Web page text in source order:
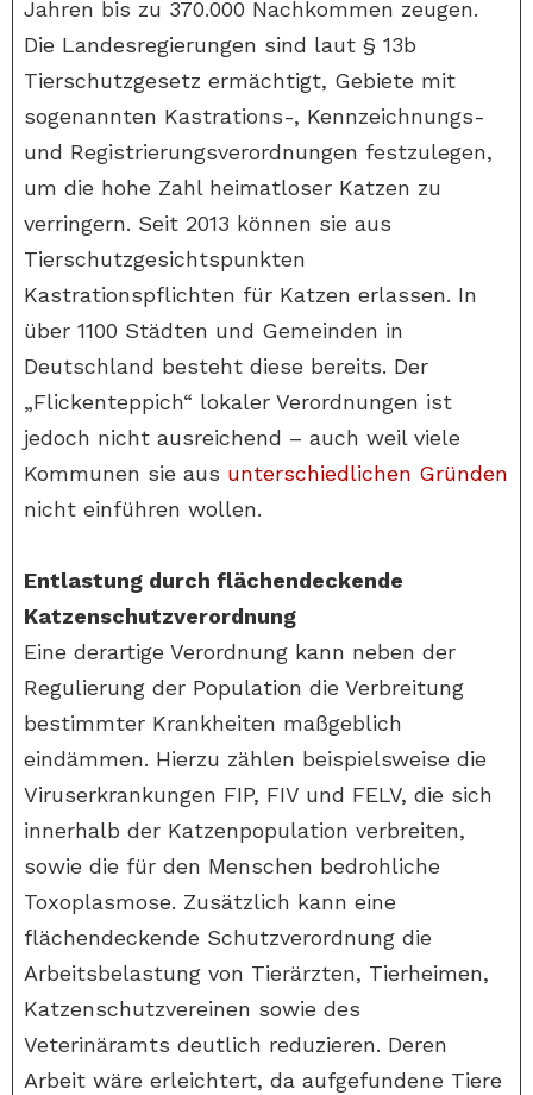
Jahren bis zu 370.000 Nachkommen zeugen.
Die Landesregierungen sind laut § 13b
Tierschutzgesetz ermächtigt, Gebiete mit
sogenannten Kastrations-, Kennzeichnungs-
und Registrierungsverordnungen festzulegen,
um die hohe Zahl heimatloser Katzen zu
verringern. Seit 2013 können sie aus
Tierschutzgesichtspunkten
Kastrationspflichten für Katzen erlassen. In
über 1100 Städten und Gemeinden in
Deutschland besteht diese bereits. Der
„Flickenteppich“ lokaler Verordnungen ist
jedoch nicht ausreichend – auch weil viele
Kommunen sie aus unterschiedlichen Gründen
nicht einführen wollen.
Entlastung durch flächendeckende
Katzenschutzverordnung
Eine derartige Verordnung kann neben der
Regulierung der Population die Verbreitung
bestimmter Krankheiten maßgeblich
eindämmen. Hierzu zählen beispielsweise die
Viruserkrankungen FIP, FIV und FELV, die sich
innerhalb der Katzenpopulation verbreiten,
sowie die für den Menschen bedrohliche
Toxoplasmose. Zusätzlich kann eine
flächendeckende Schutzverordnung die
Arbeitsbelastung von Tierärzten, Tierheimen,
Katzenschutzvereinen sowie des
Veterinäramts deutlich reduzieren. Deren
Arbeit wäre erleichtert, da aufgefundene Tiere